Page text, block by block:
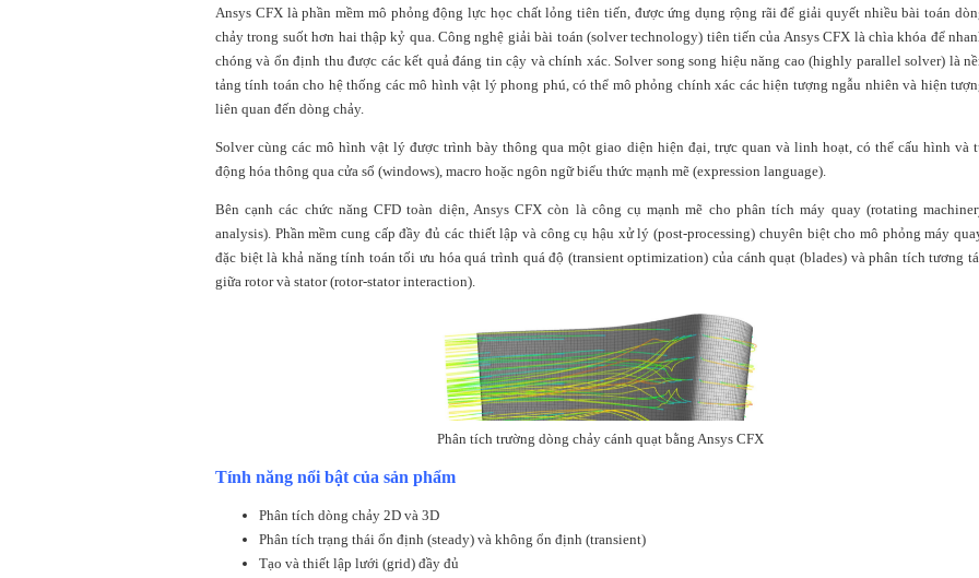
Ansys CFX là phần mềm mô phỏng động lực học chất lỏng tiên tiến, được ứng dụng rộng rãi để giải quyết nhiều bài toán
chảy trong suốt hơn hai thập kỷ qua. Công nghệ giải bài toán (solver technology) tiên tiến của Ansys CFX là chìa khóa để
chóng và ổn định thu được các kết quả đáng tin cậy và chính xác. Solver song song hiệu năng cao (highly parallel solver) là
tảng tính toán cho hệ thống các mô hình vật lý phong phú, có thể mô phỏng chính xác các hiện tượng ngẫu nhiên và hiện
liên quan đến dòng chảy.
Solver cùng các mô hình vật lý được trình bày thông qua một giao diện hiện đại, trực quan và linh hoạt, có thể cấu hình và
động hóa thông qua cửa sổ (windows), macro hoặc ngôn ngữ biểu thức mạnh mẽ (expression language).
Bên cạnh các chức năng CFD toàn diện, Ansys CFX còn là công cụ mạnh mẽ cho phân tích máy quay (rotating
analysis). Phần mềm cung cấp đầy đủ các thiết lập và công cụ hậu xử lý (post-processing) chuyên biệt cho mô phỏng máy
đặc biệt là khả năng tính toán tối ưu hóa quá trình quá độ (transient optimization) của cánh quạt (blades) và phân tích tương
giữa rotor và stator (rotor-stator interaction).
Phân tích trường dòng chảy cánh quạt bằng Ansys CFX
Tính năng nổi bật của sản phẩm
Phân tích dòng chảy 2D và 3D
Phân tích trạng thái ổn định (steady) và không ổn định (transient)
Tạo và thiết lập lưới (grid) đầy đủ